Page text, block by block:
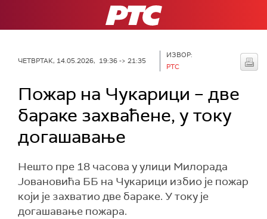
РТС
ЧЕТВРТАК, 14.05.2026, 19:36 -> 21:35
ИЗВОР:
РТС
Пожар на Чукарици – две
бараке захваћене, у току
догашавање
Нешто пре 18 часова у улици Милорада
Јовановића ББ на Чукарици избио је пожар
који је захватио две бараке. У току је
догашавање пожара.